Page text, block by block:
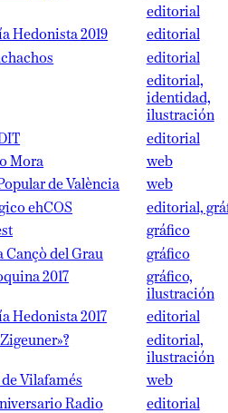
editorial
Hedonista 2019
editorial
editorial
editorial,
identidad,
ilustración
editorial
Mora
web
de València
web
ehCOS
editorial,
gráfico
Cançò del Grau
gráfico
2017
gráfico,
ilustración
Hedonista 2017
editorial
editorial,
ilustración
Vilafamés
web
Radio
editorial